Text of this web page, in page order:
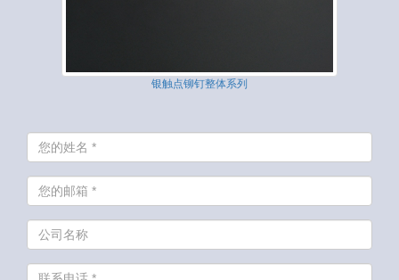
银触点铆钉整体系列